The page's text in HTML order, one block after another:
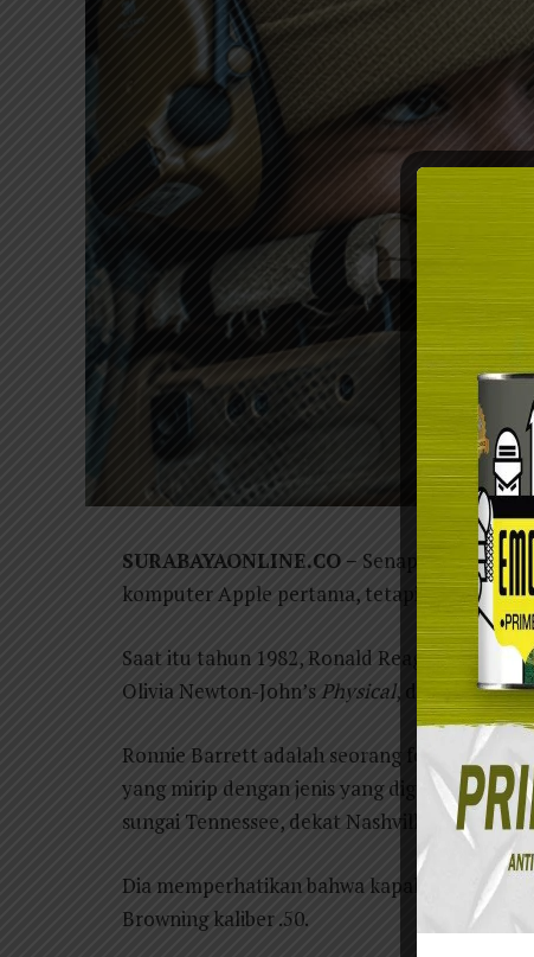
SURABAYAONLINE.CO – Senapan tidak
komputer Apple pertama, tetapi asal-
Saat itu tahun 1982, Ronald Reagan
Olivia Newton-John’s Physical, dan St. Louis
Ronnie Barrett adalah seorang fotografer
yang mirip dengan jenis yang digunakan
sungai Tennessee, dekat Nashville.
Dia memperhatikan bahwa kapal patroli itu
Browning kaliber .50.